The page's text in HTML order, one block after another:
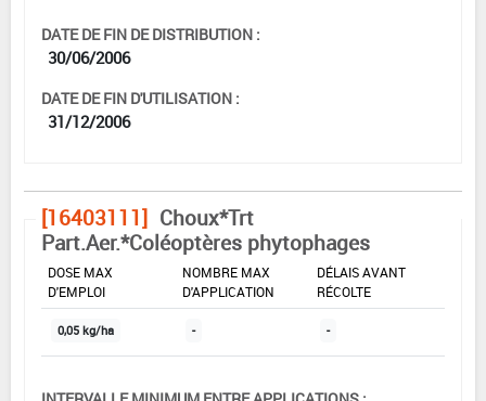
DATE DE FIN DE DISTRIBUTION :
30/06/2006
DATE DE FIN D'UTILISATION :
31/12/2006
[16403111] Choux*Trt
Part.Aer.*Coléoptères phytophages
DOSE MAX
D'EMPLOI
NOMBRE MAX
D'APPLICATION
DÉLAIS AVANT
RÉCOLTE
0,05 kg/ha - -